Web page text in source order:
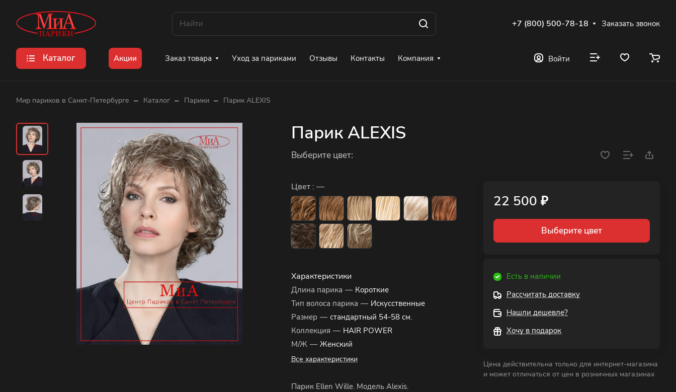
+7 (800) 500-78-18 Заказать звонок
Каталог Акции Заказ товара Уход за париками Отзывы Контакты Компания Войти
Мир париков в Санкт-Петербурге – Каталог – Парики – Парик ALEXIS
Парик ALEXIS
Выберите цвет:
Цвет : —
Характеристики
Длина парика — Короткие
Тип волоса парика — Искусственные
Размер — стандартный 54-58 см.
Коллекция — HAIR POWER
М/Ж — Женский
Все характеристики
Парик Ellen Wille. Модель Alexis.
22 500 ₽
Выберите цвет
Есть в наличии
Рассчитать доставку
Нашли дешевле?
Хочу в подарок
Цена действительна только для интернет-магазина
и может отличаться от цен в розничных магазинах